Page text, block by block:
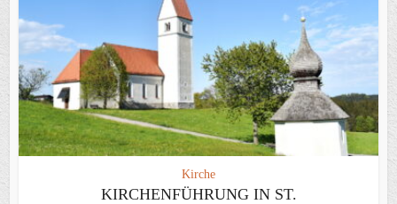
Kirche
KIRCHENFÜHRUNG IN ST.